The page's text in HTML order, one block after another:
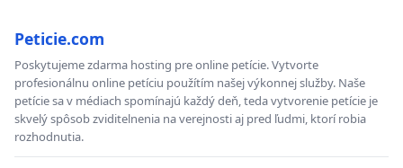
Peticie.com
Poskytujeme zdarma hosting pre online petície. Vytvorte
profesionálnu online petíciu použítím našej výkonnej služby. Naše
petície sa v médiach spomínajú každý deň, teda vytvorenie petície je
skvelý spôsob zviditelnenia na verejnosti aj pred ľudmi, ktorí robia
rozhodnutia.